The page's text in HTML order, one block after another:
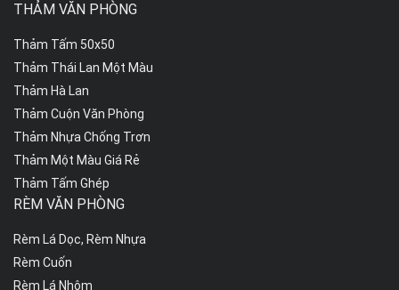
THẢM VĂN PHÒNG
Thảm Tấm 50x50
Thảm Thái Lan Một Màu
Thảm Hà Lan
Thảm Cuộn Văn Phòng
Thảm Nhựa Chống Trơn
Thảm Một Màu Giá Rẻ
Thảm Tấm Ghép
RÈM VĂN PHÒNG
Rèm Lá Dọc, Rèm Nhựa
Rèm Cuốn
Rèm Lá Nhôm